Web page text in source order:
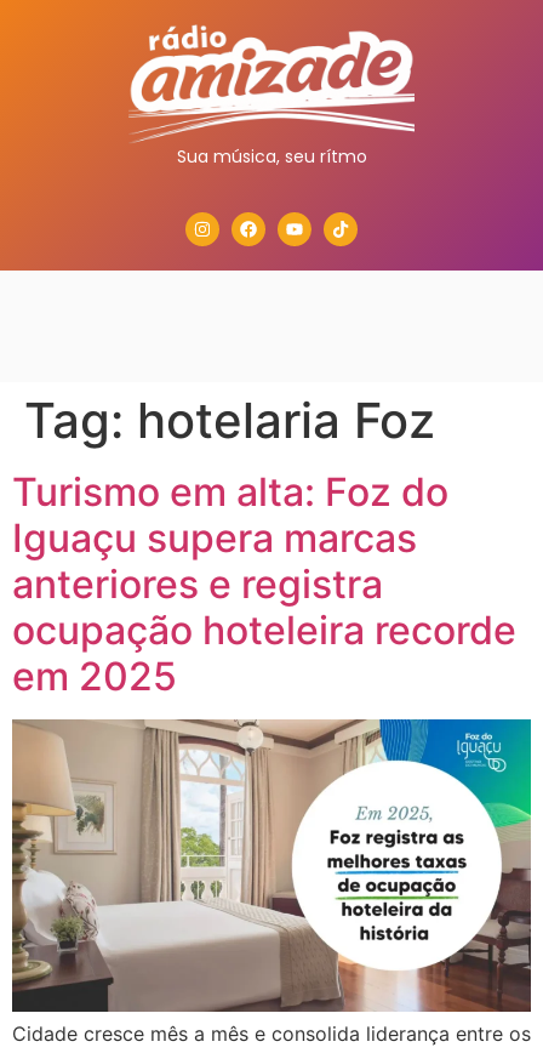
Sua música, seu rítmo
Tag: hotelaria Foz
Turismo em alta: Foz do
Iguaçu supera marcas
anteriores e registra
ocupação hoteleira recorde
em 2025
Cidade cresce mês a mês e consolida liderança entre os